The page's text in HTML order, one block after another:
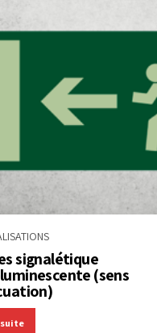
signalétique
(sens